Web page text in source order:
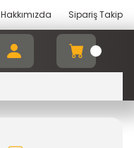
Hakkımızda Sipariş Takip